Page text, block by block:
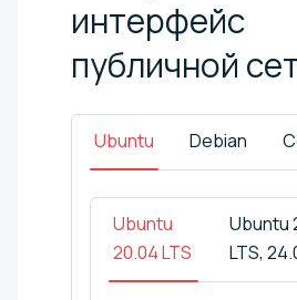
интерфейс
публичной
Ubuntu Debian
Ubuntu
20.04 LTS
Ubuntu
LTS,